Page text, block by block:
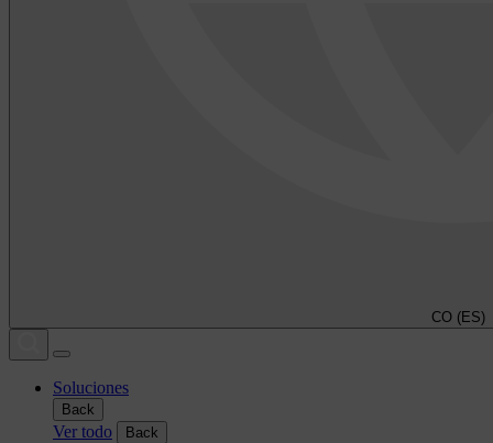
CO (ES)
Soluciones
Back
Ver todo Back